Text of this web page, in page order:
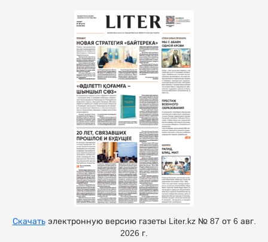
Скачатьэлектронную версию газеты Liter.kz № 87 от 6 авг.
2026 г.